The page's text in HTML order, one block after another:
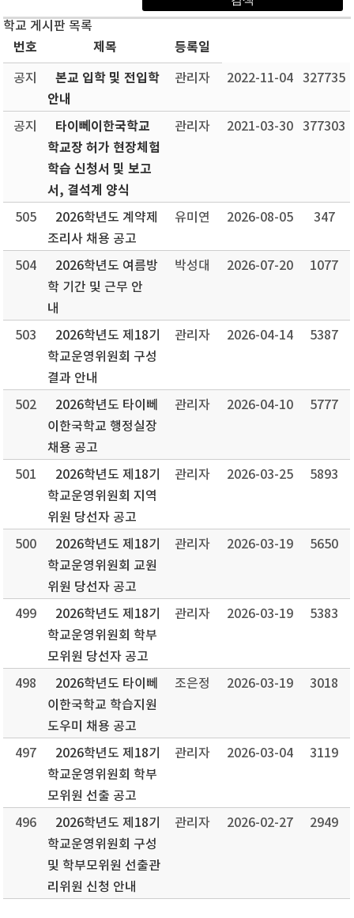
학교 게시판 목록
번호 제목 등록일
공지
본교 입학 및 전입학
안내
관리자 2022-11-04 327735
공지
타이뻬이한국학교
학교장 허가 현장체험
학습 신청서 및 보고
서, 결석계 양식
관리자 2021-03-30 377303
505
2026학년도 계약제
조리사 채용 공고
유미연 2026-08-05 347
504
2026학년도 여름방
학 기간 및 근무 안
내
박성대 2026-07-20 1077
503
2026학년도 제18기
학교운영위원회 구성
결과 안내
관리자 2026-04-14 5387
502
2026학년도 타이뻬
이한국학교 행정실장
채용 공고
관리자 2026-04-10 5777
501
2026학년도 제18기
학교운영위원회 지역
위원 당선자 공고
관리자 2026-03-25 5893
500
2026학년도 제18기
학교운영위원회 교원
위원 당선자 공고
관리자 2026-03-19 5650
499
2026학년도 제18기
학교운영위원회 학부
모위원 당선자 공고
관리자 2026-03-19 5383
498
2026학년도 타이뻬
이한국학교 학습지원
도우미 채용 공고
조은정 2026-03-19 3018
497
2026학년도 제18기
학교운영위원회 학부
모위원 선출 공고
관리자 2026-03-04 3119
496
2026학년도 제18기
학교운영위원회 구성
및 학부모위원 선출관
리위원 신청 안내
관리자 2026-02-27 2949